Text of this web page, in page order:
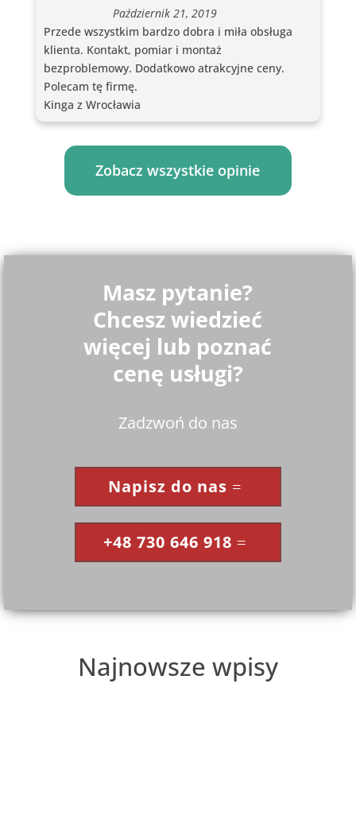
Październik 21, 2019
Przede wszystkim bardzo dobra i miła obsługa
klienta. Kontakt, pomiar i montaż
bezproblemowy. Dodatkowo atrakcyjne ceny.
Polecam tę firmę.
Kinga z Wrocławia
Zobacz wszystkie opinie
Masz pytanie?
Chcesz wiedzieć
więcej lub poznać
cenę usługi?
Zadzwoń do nas
Napisz do nas
+48 730 646 918
Najnowsze wpisy